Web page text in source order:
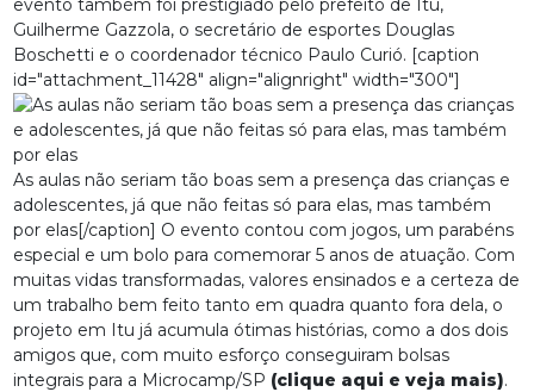
evento também foi prestigiado pelo prefeito de Itu,
Guilherme Gazzola, o secretário de esportes Douglas
Boschetti e o coordenador técnico Paulo Curió. [caption
id="attachment_11428" align="alignright" width="300"]
As aulas não seriam tão boas sem a presença das crianças e
adolescentes, já que não feitas só para elas, mas também
por elas[/caption] O evento contou com jogos, um parabéns
especial e um bolo para comemorar 5 anos de atuação. Com
muitas vidas transformadas, valores ensinados e a certeza de
um trabalho bem feito tanto em quadra quanto fora dela, o
projeto em Itu já acumula ótimas histórias, como a dos dois
amigos que, com muito esforço conseguiram bolsas
integrais para a Microcamp/SP (clique aqui e veja mais).